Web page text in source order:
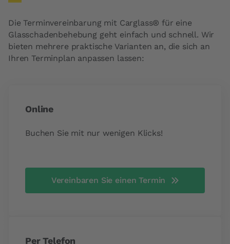
Die Terminvereinbarung mit Carglass® für eine
Glasschadenbehebung geht einfach und schnell. Wir
bieten mehrere praktische Varianten an, die sich an
Ihren Terminplan anpassen lassen:
Online
Buchen Sie mit nur wenigen Klicks!
Vereinbaren Sie einen Termin
Per Telefon